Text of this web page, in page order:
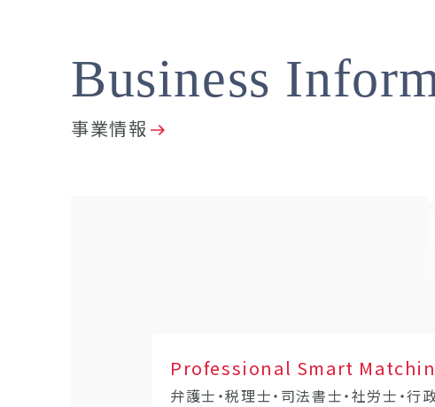
Business
事業情報
Professional Smart
弁護士・税理士・司法書士・社労士・